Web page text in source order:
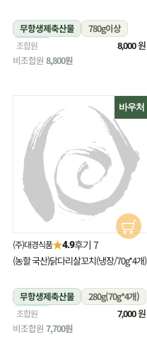
무항생제축산물
780g이상
냉장
조합원 8,000원
비조합원 8,800원
바우처
(주)대경식품★4.9후기 7
(농할 국산)닭다리살꼬치(냉장/70g*4개)
무항생제축산물
280g(70g*4개)
냉장
조합원 7,000원
비조합원 7,700원